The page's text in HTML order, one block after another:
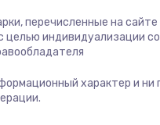
перечисленные на
целью индивидуализации
характер и ни